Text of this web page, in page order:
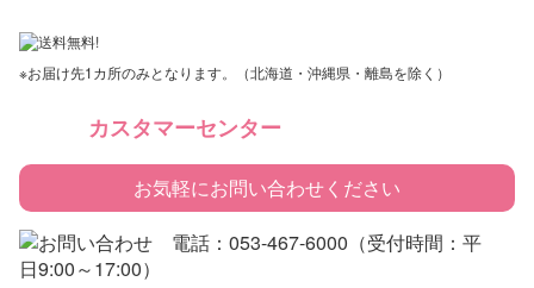
※お届け先1カ所のみとなります。（北海道・沖縄県・離島を除く）
カスタマーセンター
お気軽にお問い合わせください